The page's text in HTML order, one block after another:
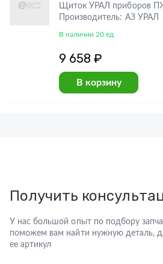
Щиток УРАЛ приборов
Производитель: АЗ УРАЛ
В наличии 20 ед
9 658 ₽
В корзину
Получить
У нас большой опыт по подбору
поможем вам найти нужную деталь,
ее артикул